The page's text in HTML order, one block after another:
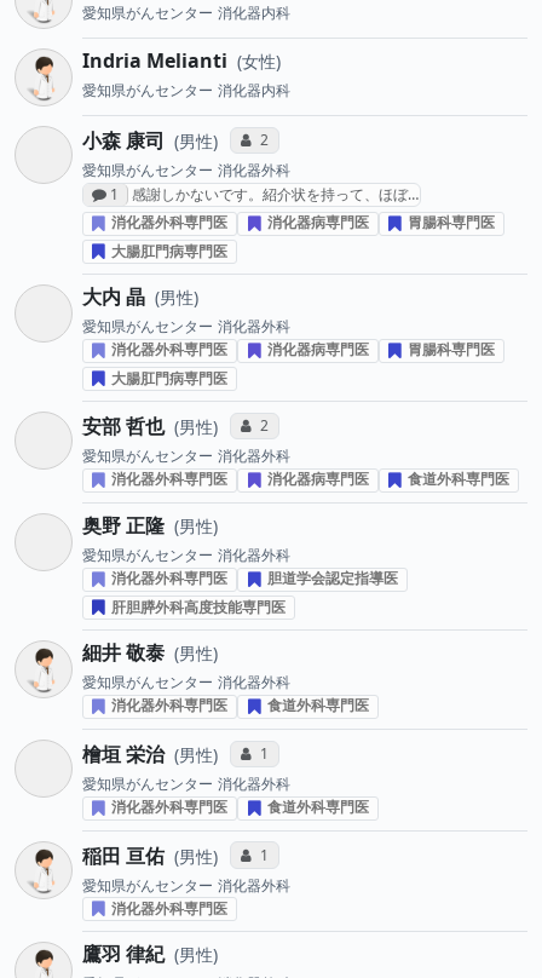
愛知県がんセンター 消化器内科
Indria Melianti 女性
愛知県がんセンター 消化器内科
小森 康司 男性 コミュニケーション・タイプ投票数
2
愛知県がんセンター 消化器外科
感想投稿数
1
感謝しかないです。紹介状を持って、ほぼ…
消化器外科専門医
消化器病専門医
胃腸科専門医
大腸肛門病専門医
大内 晶 男性
愛知県がんセンター 消化器外科
消化器外科専門医
消化器病専門医
胃腸科専門医
大腸肛門病専門医
安部 哲也 男性 コミュニケーション・タイプ投票数
2
愛知県がんセンター 消化器外科
消化器外科専門医
消化器病専門医 食道外科専門医
奥野 正隆 男性
愛知県がんセンター 消化器外科
消化器外科専門医
胆道学会認定指導医
肝胆膵外科高度技能専門医
細井 敬泰 男性
愛知県がんセンター 消化器外科
消化器外科専門医
食道外科専門医
檜垣 栄治 男性 コミュニケーション・タイプ投票数
1
愛知県がんセンター 消化器外科
消化器外科専門医
食道外科専門医
稲田 亘佑 男性 コミュニケーション・タイプ投票数
1
愛知県がんセンター 消化器外科
消化器外科専門医
鷹羽 律紀 男性